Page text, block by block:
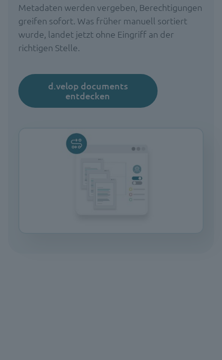
Metadaten werden vergeben, Berechtigungen
greifen sofort. Was früher manuell sortiert
wurde, landet jetzt ohne Eingriff an der
richtigen Stelle.
d.velop documents
entdecken